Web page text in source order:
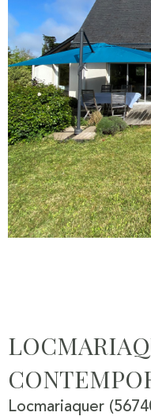
Locmariaquer